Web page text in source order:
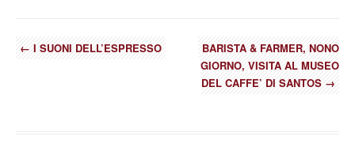
←I SUONI DELL’ESPRESSO
BARISTA & FARMER, NONO
GIORNO, VISITA AL MUSEO
DEL CAFFE’ DI SANTOS→